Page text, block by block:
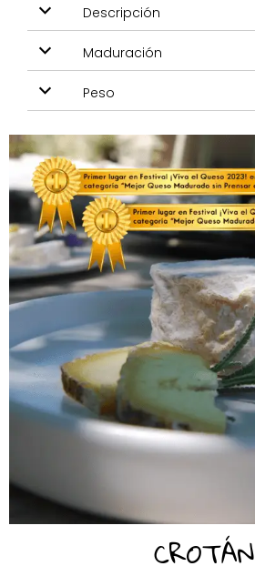
Descripción
Maduración
Peso
CROTÁN